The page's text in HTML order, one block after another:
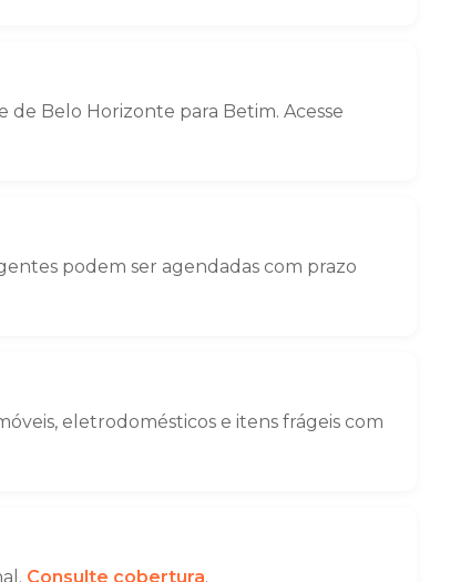
Belo Horizonte para Betim. Acesse
podem ser agendadas com prazo
eletrodomésticos e itens frágeis com
Consulte cobertura.